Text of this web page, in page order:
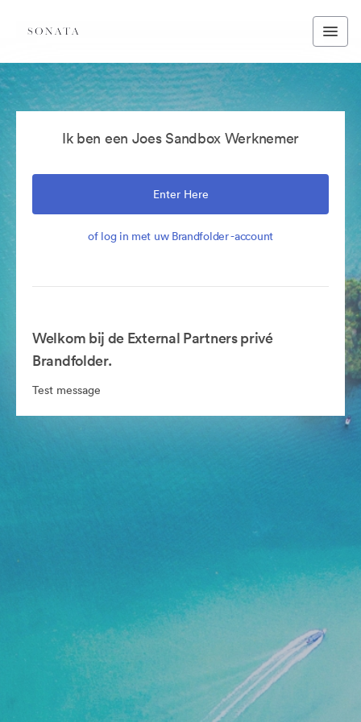
Ik ben een Joes Sandbox Werknemer
Enter Here
of log in met uw Brandfolder -account
Welkom bij de External Partners privé
Brandfolder.
Test message